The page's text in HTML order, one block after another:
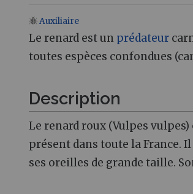
Aller à :navigation
Auxiliaire
Le renard est un prédateur
toutes espèces confondues
Description
Le renard roux (Vulpes vulpes)
présent dans toute la France.
ses oreilles de grande taille.